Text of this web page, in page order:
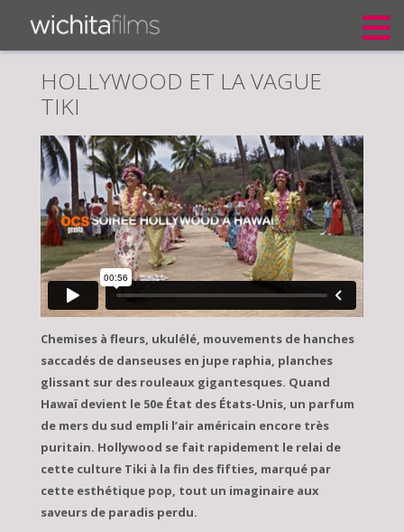
HOLLYWOOD ET LA VAGUE
TIKI
Chemises à fleurs, ukulélé, mouvements de hanches
saccadés de danseuses en jupe raphia, planches
glissant sur des rouleaux gigantesques. Quand
Hawaï devient le 50e État des États-Unis, un parfum
de mers du sud empli l’air américain encore très
puritain. Hollywood se fait rapidement le relai de
cette culture Tiki à la fin des fifties, marqué par
cette esthétique pop, tout un imaginaire aux
saveurs de paradis perdu.